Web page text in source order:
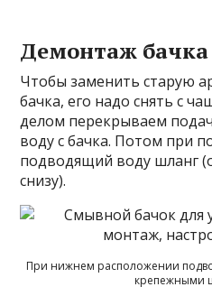
Демонтаж бачка
Чтобы заменить старую
бачка, его надо снять с
делом перекрываем
воду с бачка. Потом при
подводящий воду шланг
снизу).
При нижнем расположении
крепежными